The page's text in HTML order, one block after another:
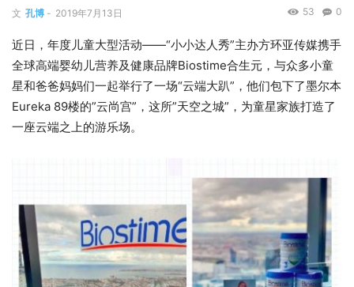
文 孔博 - 2019年7月13日 0
53
近日，年度儿童大型活动——“小小达人秀”主办方环亚传媒携手
全球高端婴幼儿营养及健康品牌Biostime合生元，与众多小童
星和爸爸妈妈们一起举行了一场“云端大趴”，他们包下了墨尔本
Eureka 89楼的”云尚宫”，这所”天空之城”，为童星家族打造了
一座云端之上的游乐场。